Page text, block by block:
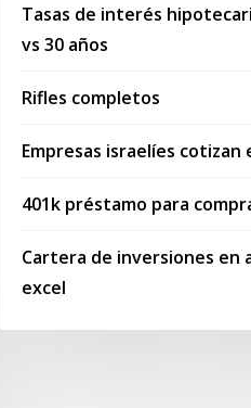
Tasas de interés
vs 30 años
Rifles completos
Empresas israelíes cotizan
401k préstamo para
Cartera de inversiones en
excel